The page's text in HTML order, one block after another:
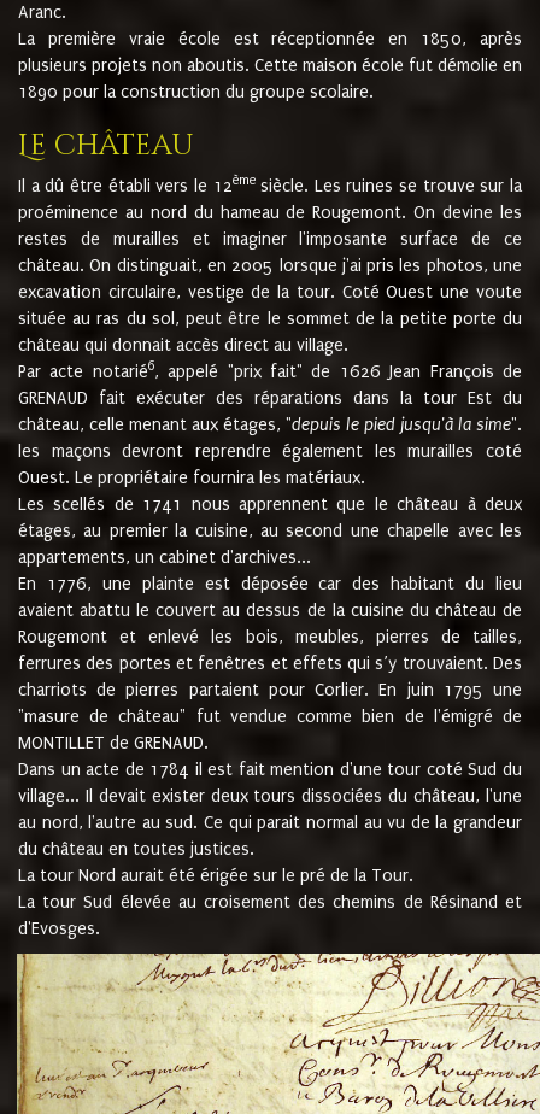
Aranc.
La première vraie école est réceptionnée en 1850, après
plusieurs projets non aboutis. Cette maison école fut démolie en
1890 pour la construction du groupe scolaire.
Le château
Il a dû être établi vers le 12èmesiècle. Les ruines se trouve sur la
proéminence au nord du hameau de Rougemont. On devine les
restes de murailles et imaginer l'imposante surface de ce
château. On distinguait, en 2005 lorsque j'ai pris les photos, une
excavation circulaire, vestige de la tour. Coté Ouest une voute
située au ras du sol, peut être le sommet de la petite porte du
château qui donnait accès direct au village.
Par acte notarié6, appelé "prix fait" de 1626 Jean François de
GRENAUD fait exécuter des réparations dans la tour Est du
château, celle menant aux étages, "depuis le pied jusqu'à la sime".
les maçons devront reprendre également les murailles coté
Ouest. Le propriétaire fournira les matériaux.
Les scellés de 1741 nous apprennent que le château à deux
étages, au premier la cuisine, au second une chapelle avec les
appartements, un cabinet d'archives...
En 1776, une plainte est déposée car des habitant du lieu
avaient abattu le couvert au dessus de la cuisine du château de
Rougemont et enlevé les bois, meubles, pierres de tailles,
ferrures des portes et fenêtres et effets qui s’y trouvaient. Des
charriots de pierres partaient pour Corlier. En juin 1795 une
"masure de château" fut vendue comme bien de l'émigré de
MONTILLET de GRENAUD.
Dans un acte de 1784 il est fait mention d'une tour coté Sud du
village... Il devait exister deux tours dissociées du château, l'une
au nord, l'autre au sud. Ce qui parait normal au vu de la grandeur
du château en toutes justices.
La tour Nord aurait été érigée sur le pré de la Tour.
La tour Sud élevée au croisement des chemins de Résinand et
d'Evosges.